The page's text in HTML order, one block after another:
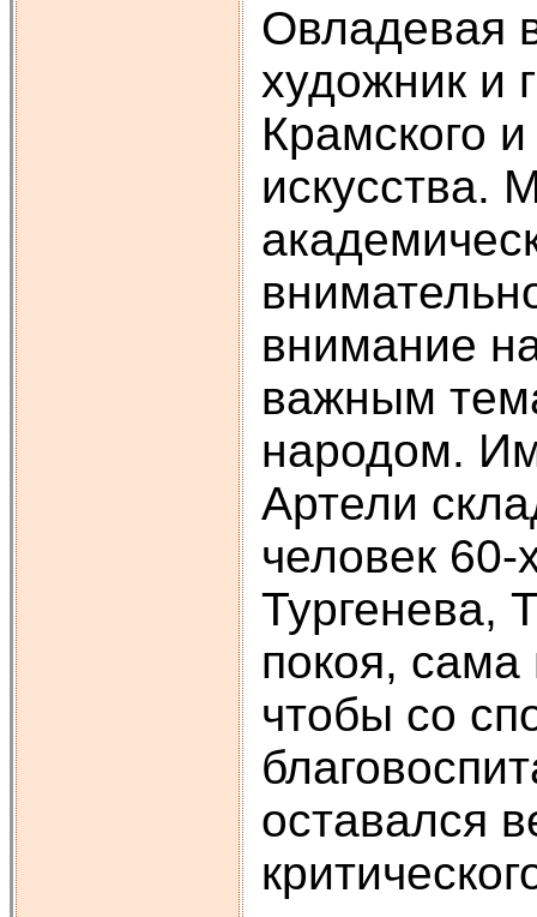
Овладевая
художник и
Крамского
искусства.
внимание
важным
народом.
Артели
человек
Тургенева,
покоя, сама
чтобы со
оставался